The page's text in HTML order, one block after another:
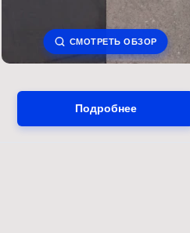
СМОТРЕТЬ ОБЗОР
Подробнее